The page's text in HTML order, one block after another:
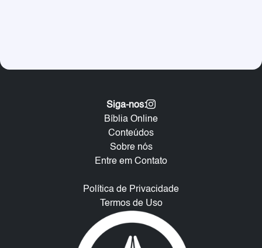
Bíblia Online
Conteúdos
Sobre nós
Entre em Contato
Política de Privacidade
Termos de Uso
Siga-nos: